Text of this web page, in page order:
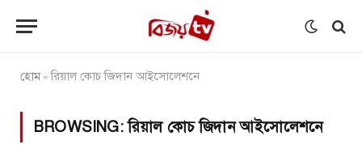
হোম»রিয়াল কোচ জিদান আইসোলেশনে
BROWSING:রিয়াল কোচ জিদান আইসোলেশনে